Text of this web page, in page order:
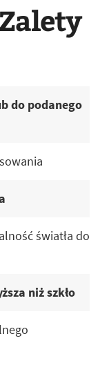
do podanego
światła do
niż szkło